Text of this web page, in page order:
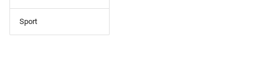
Sport